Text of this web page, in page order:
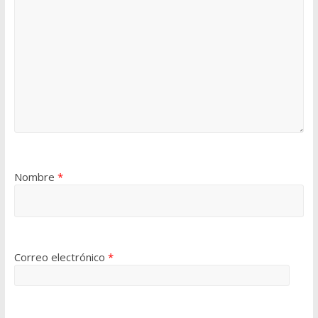
Nombre *
Correo electrónico *